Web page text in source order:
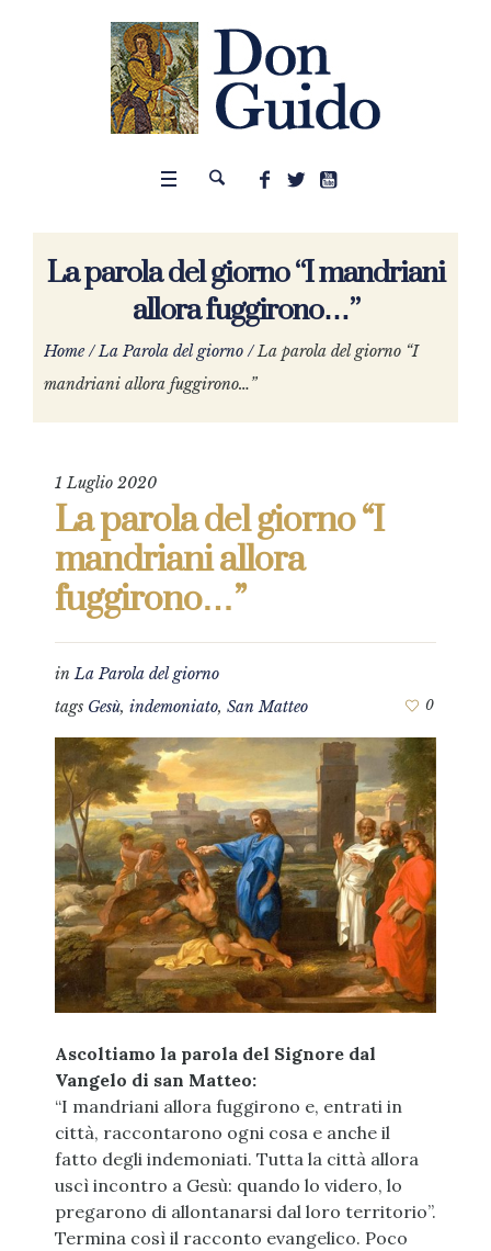
La parola del giorno “I mandriani
allora fuggirono…”
Home /La Parola del giorno /La parola del giorno “I
mandriani allora fuggirono…”
1 Luglio 2020
La parola del giorno “I
mandriani allora
fuggirono…”
inLa Parola del giorno
tags Gesù, indemoniato, San Matteo 0
Ascoltiamo la parola del Signore dal
Vangelo di san Matteo:
“I mandriani allora fuggirono e, entrati in
città, raccontarono ogni cosa e anche il
fatto degli indemoniati. Tutta la città allora
uscì incontro a Gesù: quando lo videro, lo
pregarono di allontanarsi dal loro territorio”.
Termina così il racconto evangelico. Poco